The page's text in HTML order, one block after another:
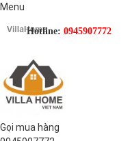
Menu
Hotline: 0945907772
Gọi mua hàng